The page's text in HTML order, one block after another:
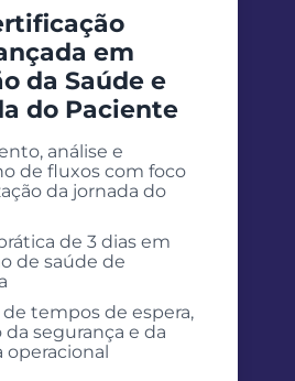
em
da Saúde e
do Paciente
análise e
de fluxos com foco
da jornada do
de 3 dias em
de saúde de
tempos de espera,
segurança e da
operacional